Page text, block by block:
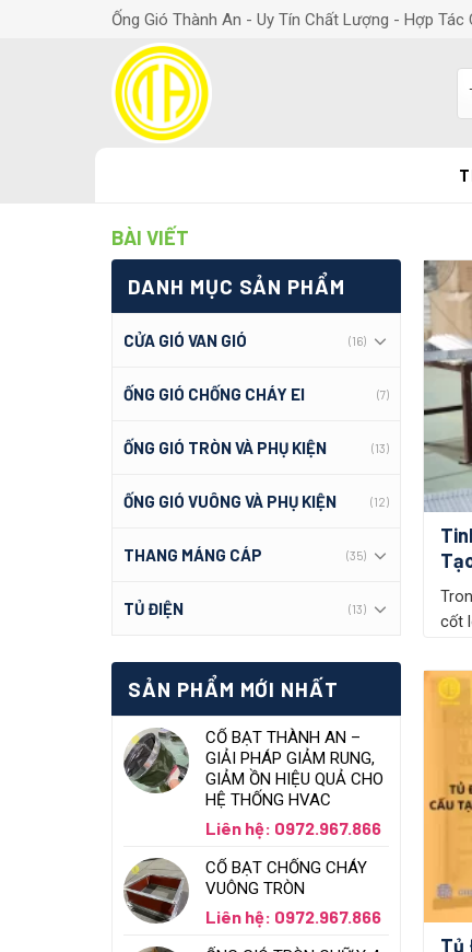
Ống Gió Thành An - Uy Tín Chất Lượng - Hợp Tác
BÀI VIẾT
DANH MỤC SẢN PHẨM
CỬA GIÓ VAN GIÓ (16)
ỐNG GIÓ CHỐNG CHÁY EI (7)
ỐNG GIÓ TRÒN VÀ PHỤ KIỆN (13)
ỐNG GIÓ VUÔNG VÀ PHỤ KIỆN (12)
THANG MÁNG CÁP (35)
TỦ ĐIỆN (13)
SẢN PHẨM MỚI NHẤT
CỔ BẠT THÀNH AN –
GIẢI PHÁP GIẢM RUNG,
GIẢM ỒN HIỆU QUẢ CHO
HỆ THỐNG HVAC
Liên hệ: 0972.967.866
CỔ BẠT CHỐNG CHÁY
VUÔNG TRÒN
Liên hệ: 0972.967.866
cốt
Tủ